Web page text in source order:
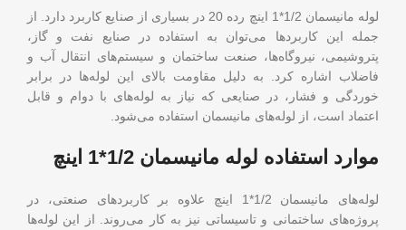
لوله مانیسمان 1/2*1 اینچ رده 20 در بسیاری از صنایع کاربرد دارد. از
جمله این کاربردها می‌توان به استفاده در صنایع نفت و گاز،
پتروشیمی، نیروگاه‌ها، صنعت ساختمان و سیستم‌های انتقال آب و
فاضلاب اشاره کرد. به دلیل مقاومت بالای این لوله‌ها در برابر
خوردگی و فشار، در صنایعی که نیاز به لوله‌های با دوام و قابل
اعتماد است، از لوله‌های مانیسمان استفاده می‌شود.
موارد استفاده لوله مانیسمان 1/2*1 اینچ
لوله‌های مانیسمان 1/2*1 اینچ علاوه بر کاربردهای صنعتی، در
پروژه‌های ساختمانی و تاسیساتی نیز به کار می‌روند. از این لوله‌ها